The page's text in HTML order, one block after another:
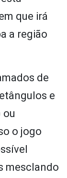
que irá
a região
de
e
ou
o jogo
mesclando